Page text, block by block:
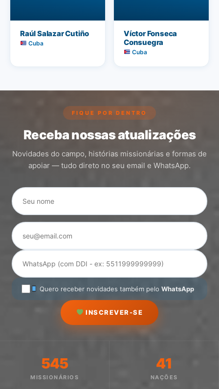
Raúl Salazar Cutiño
Cuba
Víctor Fonseca
Consuegra
Cuba
FIQUE POR DENTRO
Receba nossas atualizações
Novidades do campo, histórias missionárias e formas de
apoiar — tudo direto no seu email e WhatsApp.
Quero receber novidades também pelo WhatsApp
INSCREVER-SE
545
MISSIONÁRIOS
41
NAÇÕES